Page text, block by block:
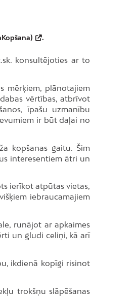
.
konsultējoties ar to
mērķiem, plānotajiem
vērtības, atbrīvot
īpašu uzmanību
ir būt daļai no
kopšanas gaitu. Šim
interesentiem ātri un
ierīkot atpūtas vietas,
iebraucamajiem
runājot ar apkaimes
un gludi celiņi, kā arī
ikdienā kopīgi risinot
trokšņu slāpēšanas